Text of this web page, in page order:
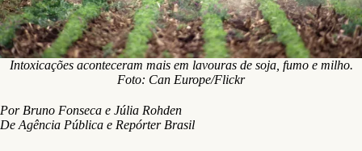
Intoxicações aconteceram mais em lavouras de soja, fumo e milho.
Foto: Can Europe/Flickr
Por Bruno Fonseca e Júlia Rohden
De Agência Pública e Repórter Brasil